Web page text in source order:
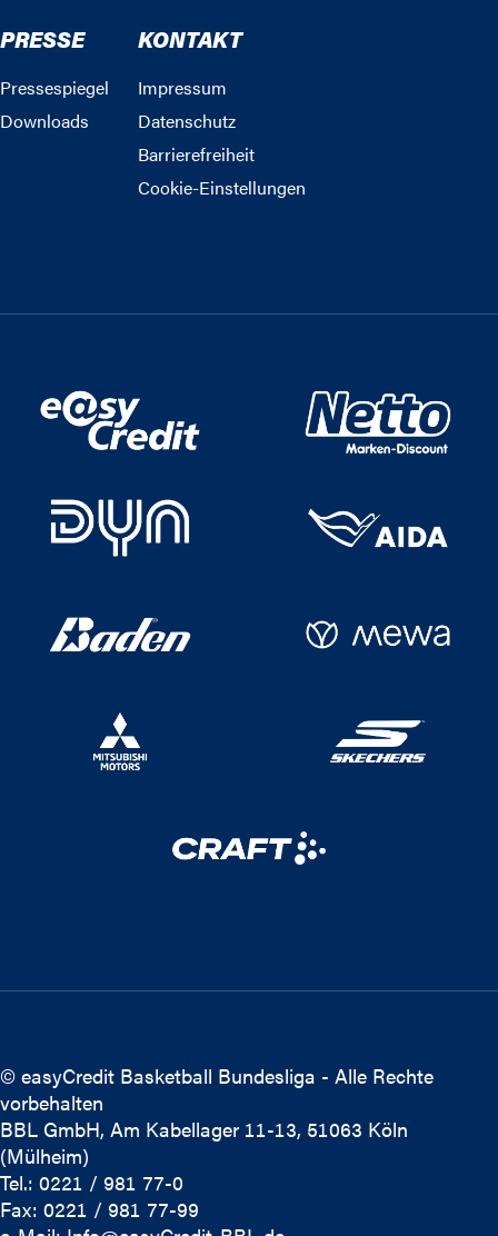
PRESSE
Pressespiegel
Downloads
KONTAKT
Impressum
Datenschutz
Barrierefreiheit
Cookie-Einstellungen
© easyCredit Basketball Bundesliga - Alle Rechte
vorbehalten
BBL GmbH, Am Kabellager 11-13, 51063 Köln
(Mülheim)
Tel.: 0221 / 981 77-0
Fax: 0221 / 981 77-99